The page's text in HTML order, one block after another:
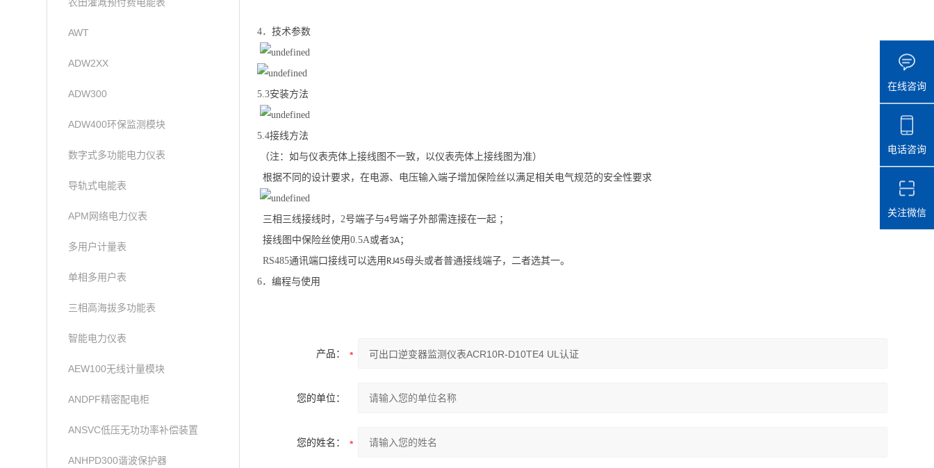
AWT
ADW2XX
ADW300
ADW400环保监测模块
数字式多功能电力仪表
导轨式电能表
APM网络电力仪表
多用户计量表
单相多用户表
三相高海拔多功能表
智能电力仪表
AEW100无线计量模块
ANDPF精密配电柜
ANSVC低压无功功率补偿装置
ANHPD300谐波保护器
4． 技术参数
5.3安装方法
5.4接线方法
（注：如与仪表壳体上接线图不一致，以仪表壳体上接线图为准）
根据不同的设计要求，在电源、电压输入端子增加保险丝以满足相关电气规范的安全性要求
三相三线接线时， 2号端子与4号端子外部需连接在一起 ；
接线图中保险丝使用0.5A或者3A；
RS485通讯端口接线可以选用 RJ45母头或者普通接线端子，二者选其一。
6．编程与使用
产品：
您的单位：
您的姓名：
在线咨询
电话咨询
关注微信